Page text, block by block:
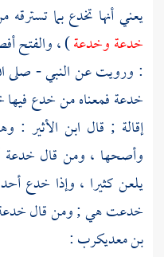
يعني أنها تخدع بما
خدعة وخدعة) ، والفتح
: ورويت عن النبي - صلى
خدعة فمعناه من خدع
إقالة ; قال ابن الأثير :
وأصحها ، ومن قال خدعة
يلعن كثيرا ، وإذا خدع
خدعت هي ; ومن قال خدعة
بن معديكرب: